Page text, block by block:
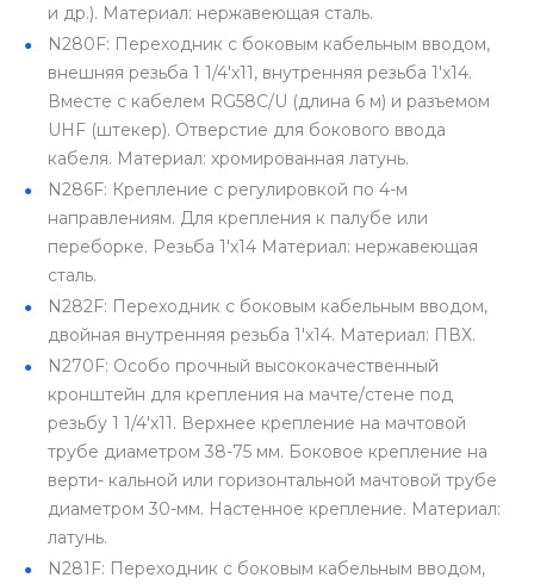
и др.). Материал: нержавеющая сталь.
N280F: Переходник с боковым кабельным вводом,
внешняя резьба 1 1/4'х11, внутренняя резьба 1'х14.
Вместе с кабелем RG58C/U (длина 6 м) и разъемом
UHF (штекер). Отверстие для бокового ввода
кабеля. Материал: хромированная латунь.
N286F: Крепление с регулировкой по 4-м
направлениям. Для крепления к палубе или
переборке. Резьба 1'х14 Материал: нержавеющая
сталь.
N282F: Переходник с боковым кабельным вводом,
двойная внутренняя резьба 1'х14. Материал: ПВХ.
N270F: Особо прочный высококачественный
кронштейн для крепления на мачте/стене под
резьбу 1 1/4'x11. Верхнее крепление на мачтовой
трубе диаметром 38-75 мм. Боковое крепление на
верти- кальной или горизонтальной мачтовой трубе
диаметром 30-мм. Настенное крепление. Материал:
латунь.
N281F: Переходник с боковым кабельным вводом,